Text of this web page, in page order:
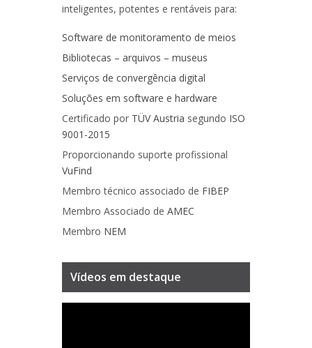
inteligentes, potentes e rentáveis para:
Software de monitoramento de meios
Bibliotecas – arquivos – museus
Serviços de convergência digital
Soluções em software e hardware
Certificado por TÜV Austria segundo ISO
9001-2015
Proporcionando suporte profissional
VuFind
Membro técnico associado de FIBEP
Membro Associado de AMEC
Membro NEM
Vídeos em destaque